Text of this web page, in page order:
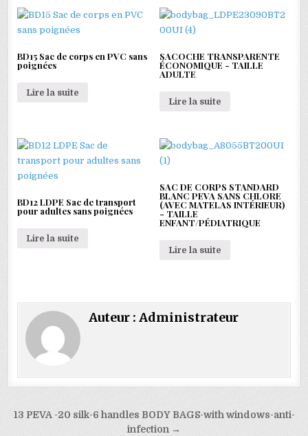
BD15 Sac de corps en PVC sans
poignées
Lire la suite
SACOCHE TRANSPARENTE
ÉCONOMIQUE - TAILLE
ADULTE
Lire la suite
BD12 LDPE Sac de transport
pour adultes sans poignées
Lire la suite
SAC DE CORPS STANDARD
BLANC PEVA SANS CHLORE
(AVEC MATELAS INTÉRIEUR)
- TAILLE
ENFANT/PÉDIATRIQUE
Lire la suite
Auteur :Administrateur
Navigation
13 PEVA -20 silk-6 handles BODY BAGS-with windows-anti-
infection →